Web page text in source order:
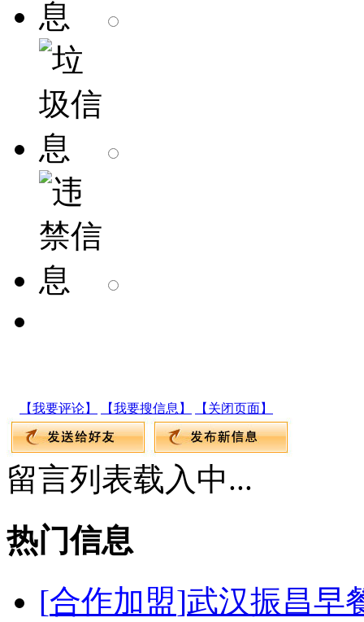
【我要评论】 【我要搜信息】 【关闭页面】
留言列表载入中...
热门信息
[合作加盟]武汉振昌早